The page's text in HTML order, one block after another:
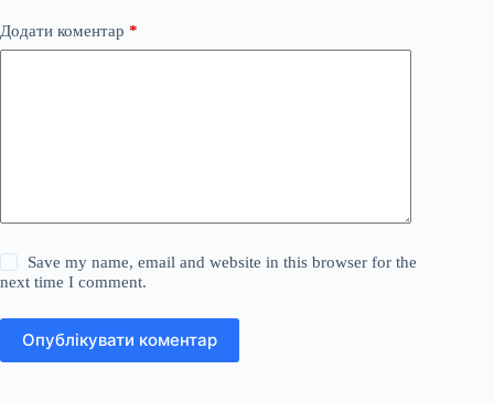
Додати коментар *
Save my name, email and website in this browser for the
next time I comment.
Опублікувати коментар